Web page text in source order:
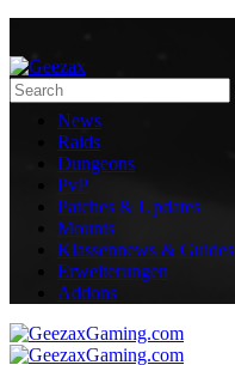
News
Raids
Dungeons
PvP
Patches & Updates
Mounts
Klassennews & Guides
Erweiterungen
Addons